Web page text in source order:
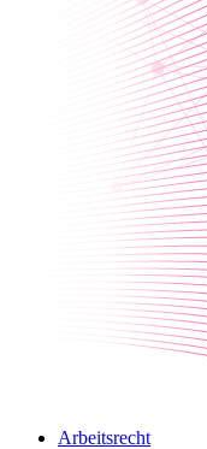
Arbeitsrecht